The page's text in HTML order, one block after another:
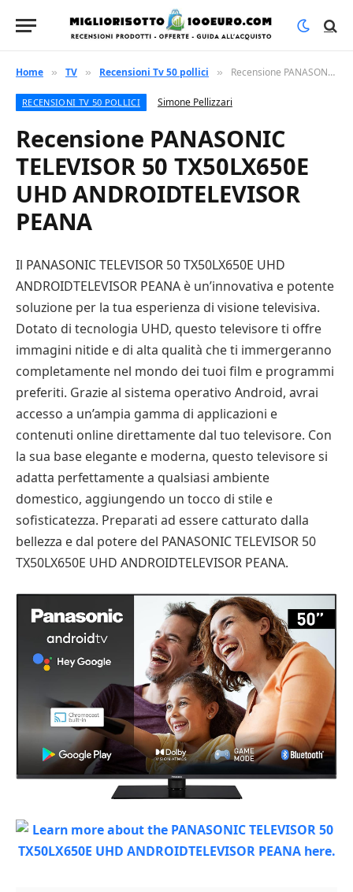
Home » TV » Recensioni Tv 50 pollici » Recensione PANASONIC TELEVISOR 50 TX50LX650E UHD ANDROIDTELEVISOR PEANA
RECENSIONI TV 50 POLLICI Simone Pellizzari
Recensione PANASONIC
TELEVISOR 50 TX50LX650E
UHD ANDROIDTELEVISOR
PEANA
Il PANASONIC TELEVISOR 50 TX50LX650E UHD
ANDROIDTELEVISOR PEANA è un’innovativa e potente
soluzione per la tua esperienza di visione televisiva.
Dotato di tecnologia UHD, questo televisore ti offre
immagini nitide e di alta qualità che ti immergeranno
completamente nel mondo dei tuoi film e programmi
preferiti. Grazie al sistema operativo Android, avrai
accesso a un’ampia gamma di applicazioni e
contenuti online direttamente dal tuo televisore. Con
la sua base elegante e moderna, questo televisore si
adatta perfettamente a qualsiasi ambiente
domestico, aggiungendo un tocco di stile e
sofisticatezza. Preparati ad essere catturato dalla
bellezza e dal potere del PANASONIC TELEVISOR 50
TX50LX650E UHD ANDROIDTELEVISOR PEANA.